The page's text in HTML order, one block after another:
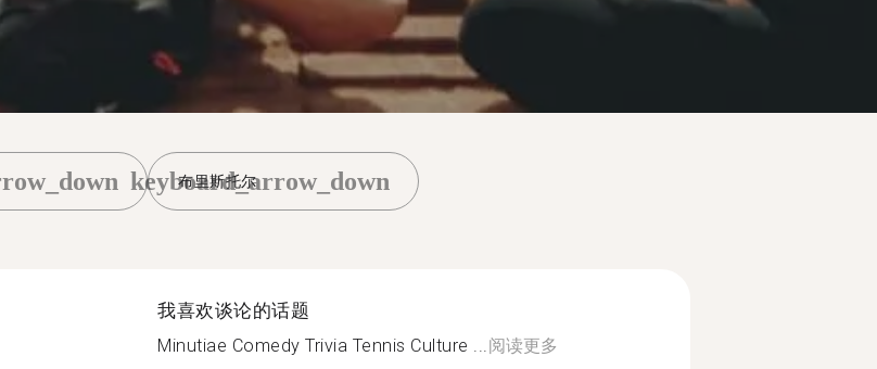
布里斯托尔
keyboard_arrow_down
我喜欢谈论的话题
Minutiae Comedy Trivia Tennis Culture ...阅读更多